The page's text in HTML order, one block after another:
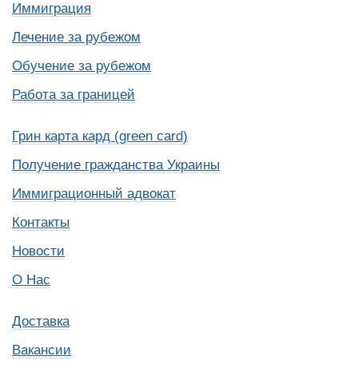
Иммиграция
Лечение за рубежом
Обучение за рубежом
Работа за границей
Грин карта кард (green card)
Получение гражданства Украины
Иммиграционный адвокат
Контакты
Новости
О Нас
Доставка
Вакансии